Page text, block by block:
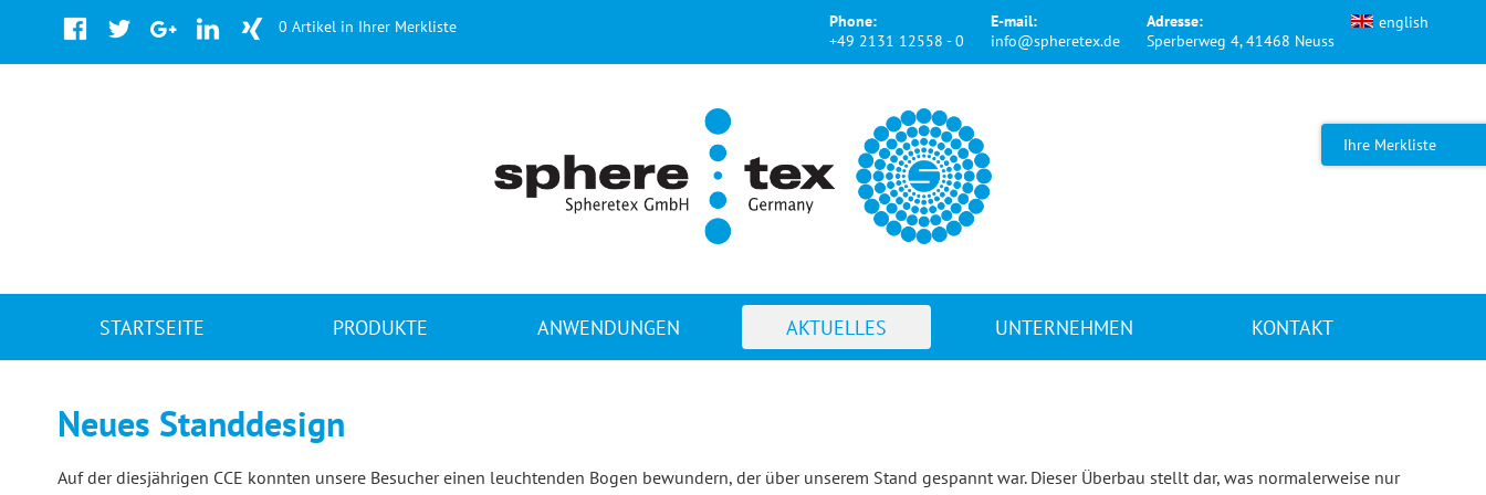
english
FacebookTwitter Google+ LinkedInXing
Phone:
+49 2131 12558 - 0
E-mail:
info@spheretex.de
Adresse:
Sperberweg 4, 41468 Neuss
Ihre Merkliste
0 Artikel in Ihrer Merkliste
STARTSEITE PRODUKTE ANWENDUNGEN AKTUELLES UNTERNEHMEN KONTAKT
Neues Standdesign
Auf der diesjährigen CCE konnten unsere Besucher einen leuchtenden Bogen bewundern, der über unserem Stand gespannt war. Dieser Überbau stellt dar, was normalerweise nur